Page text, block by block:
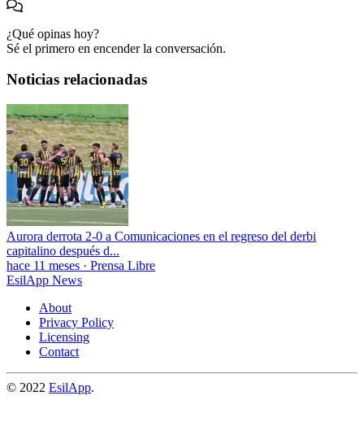
¿Qué opinas hoy?
Sé el primero en encender la conversación.
Noticias relacionadas
Aurora derrota 2-0 a Comunicaciones en el regreso del derbi
capitalino después d...
hace 11 meses · Prensa Libre
EsilApp News
About
Privacy Policy
Licensing
Contact
© 2022 EsilApp.